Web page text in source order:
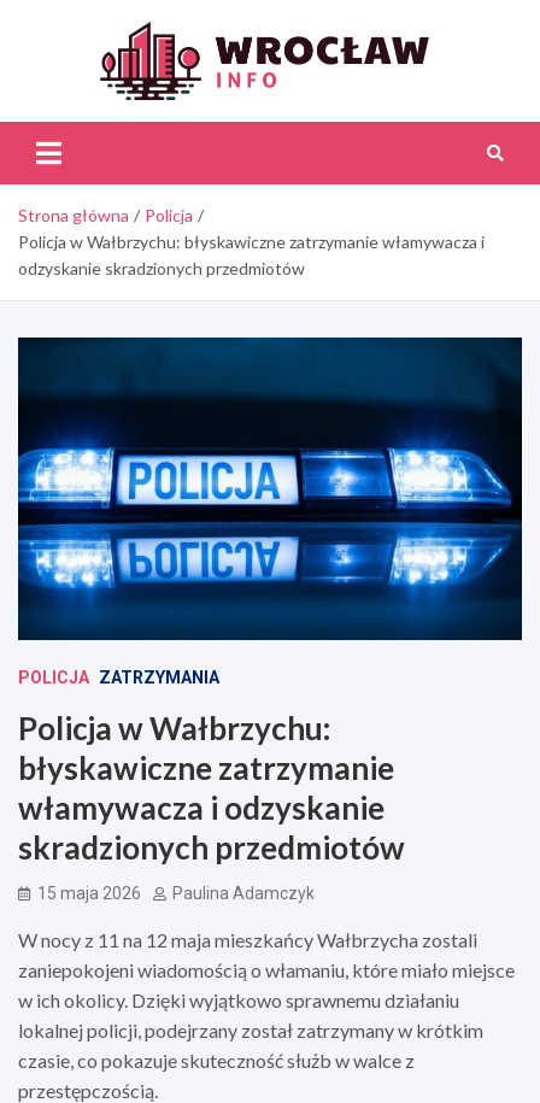
Strona główna
Policja
Policja w Wałbrzychu: błyskawiczne zatrzymanie włamywacza i
odzyskanie skradzionych przedmiotów
POLICJA ZATRZYMANIA
Policja w Wałbrzychu:
błyskawiczne zatrzymanie
włamywacza i odzyskanie
skradzionych przedmiotów
15 maja 2026 Paulina Adamczyk
W nocy z 11 na 12 maja mieszkańcy Wałbrzycha zostali
zaniepokojeni wiadomością o włamaniu, które miało miejsce
w ich okolicy. Dzięki wyjątkowo sprawnemu działaniu
lokalnej policji, podejrzany został zatrzymany w krótkim
czasie, co pokazuje skuteczność służb w walce z
przestępczością.